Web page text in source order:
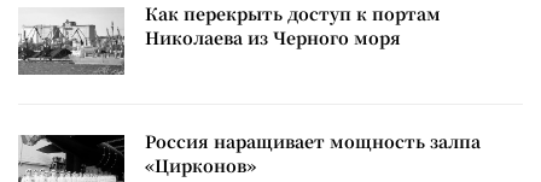
Как перекрыть доступ к портам
Николаева из Черного моря
Россия наращивает мощность залпа
«Цирконов»